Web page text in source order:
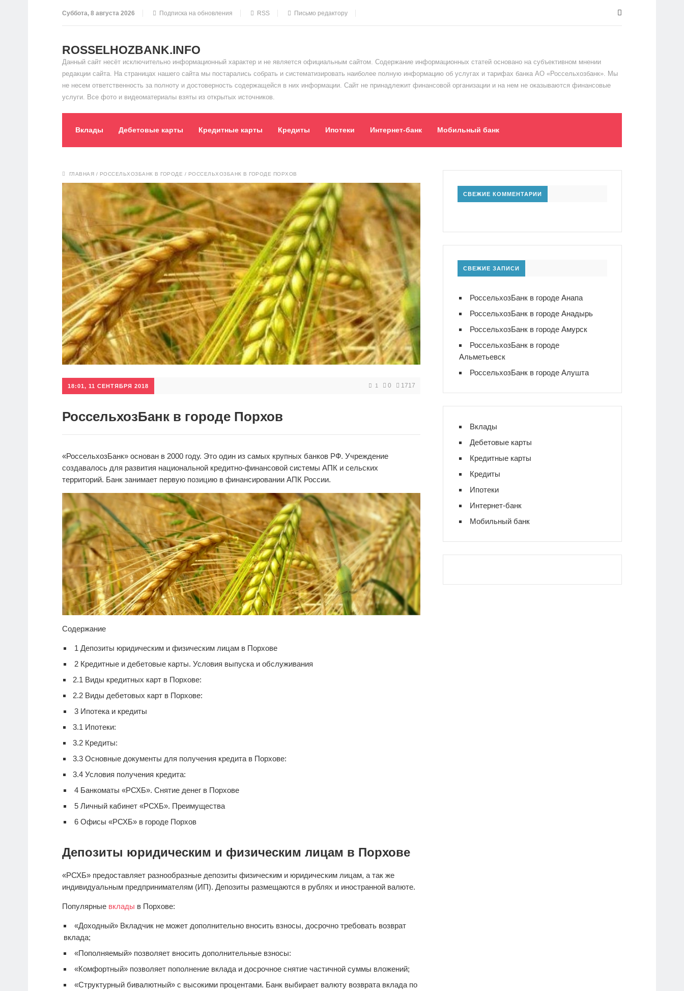
Суббота, 8 августа 2026 Подписка на обновления RSS Письмо редактору
ROSSELHOZBANK.INFO
Данный сайт несёт исключительно информационный характер и не является официальным сайтом. Содержание информационных статей основано на субъективном мнении
редакции сайта. На страницах нашего сайта мы постарались собрать и систематизировать наиболее полную информацию об услугах и тарифах банка АО «Россельхозбанк». Мы
не несем ответственность за полноту и достоверность содержащейся в них информации. Сайт не принадлежит финансовой организации и на нем не оказываются финансовые
услуги. Все фото и видеоматериалы взяты из открытых источников.
Вклады Дебетовые карты Кредитные карты Кредиты Ипотеки Интернет-банк Мобильный банк
ГЛАВНАЯ / РОССЕЛЬХОЗБАНК В ГОРОДЕ / РОССЕЛЬХОЗБАНК В ГОРОДЕ ПОРХОВ
18:01, 11 СЕНТЯБРЯ 2018 1 0 1717
РоссельхозБанк в городе Порхов
«РоссельхозБанк» основан в 2000 году. Это один из самых крупных банков РФ. Учреждение
создавалось для развития национальной кредитно-финансовой системы АПК и сельских
территорий. Банк занимает первую позицию в финансировании АПК России.
Содержание
1 Депозиты юридическим и физическим лицам в Порхове
2 Кредитные и дебетовые карты. Условия выпуска и обслуживания
2.1 Виды кредитных карт в Порхове:
2.2 Виды дебетовых карт в Порхове:
3 Ипотека и кредиты
3.1 Ипотеки:
3.2 Кредиты:
3.3 Основные документы для получения кредита в Порхове:
3.4 Условия получения кредита:
4 Банкоматы «РСХБ». Снятие денег в Порхове
5 Личный кабинет «РСХБ». Преимущества
6 Офисы «РСХБ» в городе Порхов
Депозиты юридическим и физическим лицам в Порхове
«РСХБ» предоставляет разнообразные депозиты физическим и юридическим лицам, а так же
индивидуальным предпринимателям (ИП). Депозиты размещаются в рублях и иностранной валюте.
Популярные вклады в Порхове:
«Доходный» Вкладчик не может дополнительно вносить взносы, досрочно требовать возврат
вклада;
«Пополняемый» позволяет вносить дополнительные взносы:
«Комфортный» позволяет пополнение вклада и досрочное снятие частичной суммы вложений;
«Структурный бивалютный» с высокими процентами. Банк выбирает валюту возврата вклада по
СВЕЖИЕ КОММЕНТАРИИ
СВЕЖИЕ ЗАПИСИ
РоссельхозБанк в городе Анапа
РоссельхозБанк в городе Анадырь
РоссельхозБанк в городе Амурск
РоссельхозБанк в городе
Альметьевск
РоссельхозБанк в городе Алушта
Вклады
Дебетовые карты
Кредитные карты
Кредиты
Ипотеки
Интернет-банк
Мобильный банк